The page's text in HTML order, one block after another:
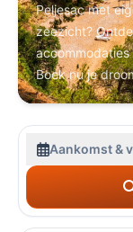
Peljesac met
zeezicht?
Boek nu je
Aankomst &